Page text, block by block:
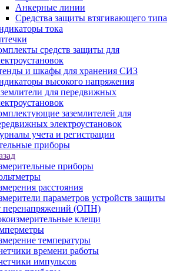
Анкерные линии
Средства защиты втягивающего типа
тока
средств защиты для
и шкафы для хранения СИЗ
высокого напряжения
для передвижных
заземлителей для
электроустановок
учета и регистрации
приборы
приборы
расстояния
параметров устройств защиты
перенапряжений (ОПН)
клещи
температуры
времени работы
импульсов